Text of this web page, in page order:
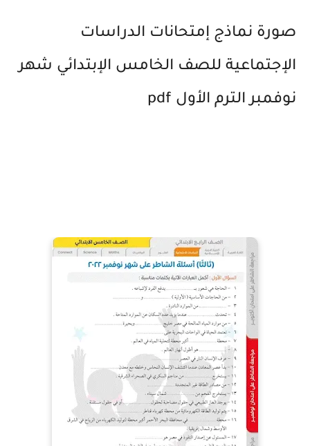
صورة نماذج إمتحانات الدراسات
الإجتماعية للصف الخامس الإبتدائي شهر
نوفمبر الترم الأول pdf